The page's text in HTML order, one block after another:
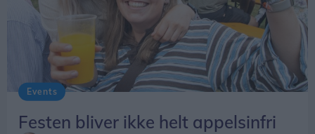
Events
Festen bliver ikke helt appelsinfri